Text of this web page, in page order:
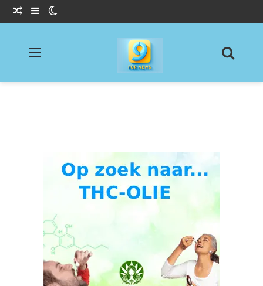
Willekeurig Artikel
Sidebar